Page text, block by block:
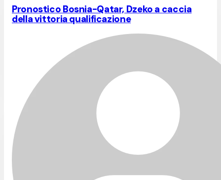
Pronostico Bosnia-Qatar, Dzeko a caccia
della vittoria qualificazione